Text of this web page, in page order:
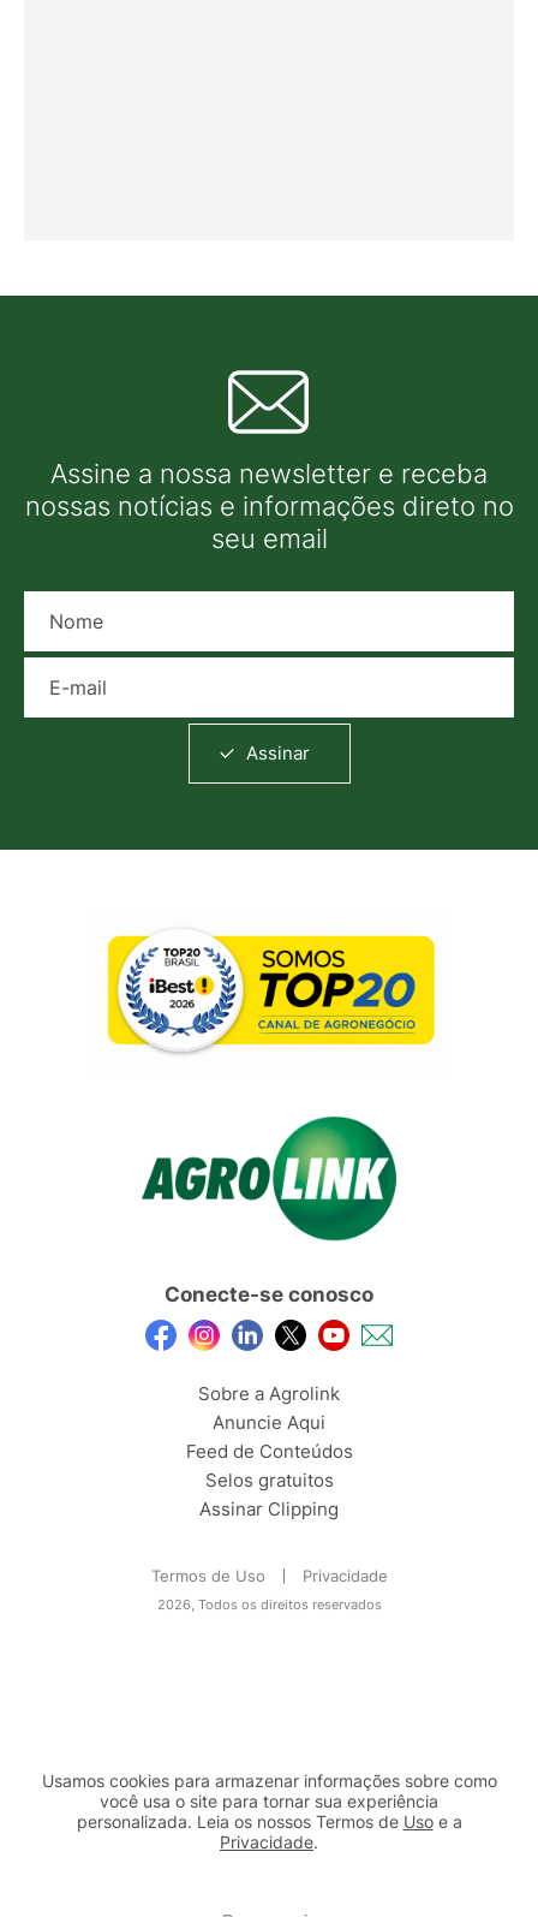
Assine a nossa newsletter e receba
nossas notícias e informações direto no
seu email
Assinar
Conecte-se conosco
Sobre a Agrolink
Anuncie Aqui
Feed de Conteúdos
Selos gratuitos
Assinar Clipping
Termos de Uso Privacidade
2026, Todos os direitos reservados
Usamos cookies para armazenar informações sobre como
você usa o site para tornar sua experiência
personalizada. Leia os nossos Termos de Usoe a
Privacidade.